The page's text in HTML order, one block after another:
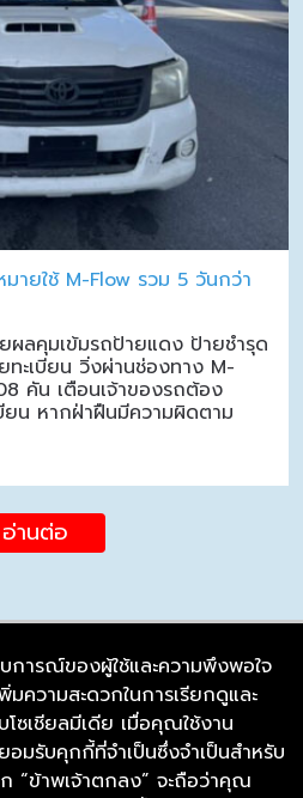
ายใช้ M-Flow รวม 5 วันกว่า
ผลคุมเข้มรถป้ายแดง ป้ายชำรุด
ะเบียน วิ่งผ่านช่องทาง M-
คัน เตือนเจ้าของรถต้อง
ยน หากฝ่าฝืนมีความผิดตาม
อ่านต่อ
Road,
บการณ์ของผู้ใช้และความพึงพอใจ
ความสะดวกในการเรียกดูและ
ซเชียลมีเดีย เมื่อคุณใช้งาน
มรับคุกกี้ที่จำเป็นซึ่งจำเป็นสำหรับ
“ข้าพเจ้าตกลง” จะถือว่าคุณ